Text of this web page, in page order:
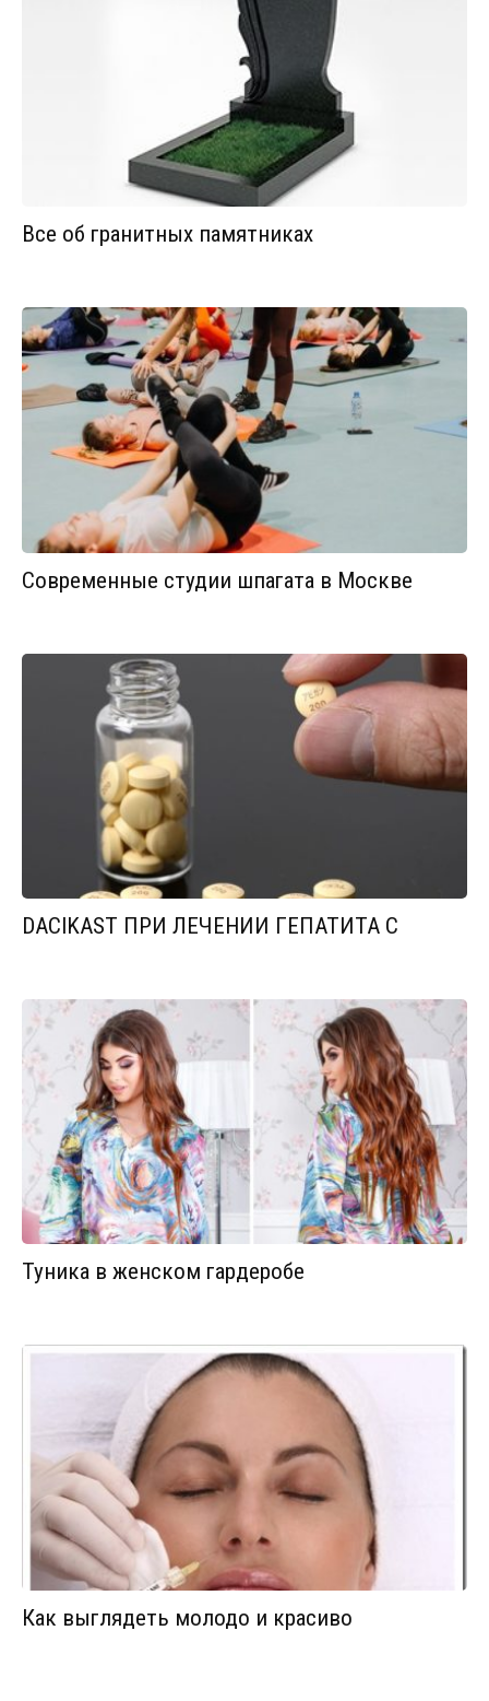
Все об гранитных памятниках
Современные студии шпагата в Москве
DACIKAST ПРИ ЛЕЧЕНИИ ГЕПАТИТА С
Туника в женском гардеробе
Как выглядеть молодо и красиво